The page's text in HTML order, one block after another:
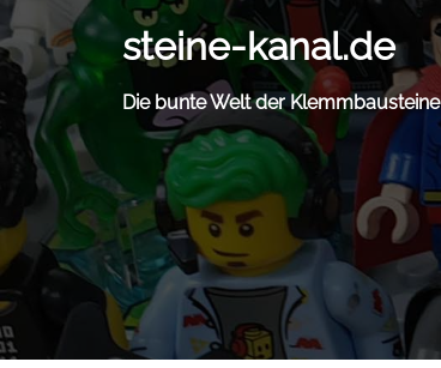
Zum
Inhalt
springen
steine-kanal.de
Die bunte Welt der Klemmbausteine